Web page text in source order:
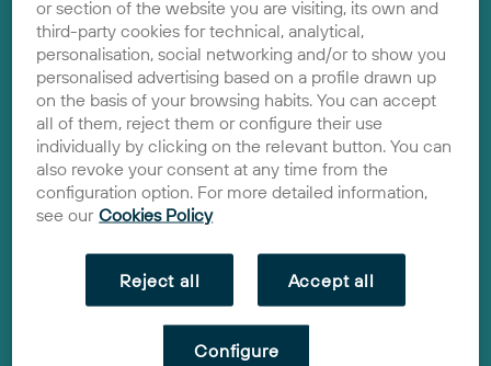
Apuntes con nota
2023
Solución
Apuntes con nota es una startup del
sector de la educación que ha
desarrollado una plataforma que te
envía a casa los mejores apuntes de la
La idea surge a finales de 2020 en la
Facultad de Farmacia de Salamanca,
cuando el fundador de esta startup
decide hacer sus propios apuntes de
or section of the website you are visiting, its own and
third-party cookies for technical, analytical,
personalisation, social networking and/or to show you
personalised advertising based on a profile drawn up
on the basis of your browsing habits. You can accept
all of them, reject them or configure their use
individually by clicking on the relevant button. You can
also revoke your consent at any time from the
configuration option. For more detailed information,
see our Cookies Policy
Reject all Accept all
Configure